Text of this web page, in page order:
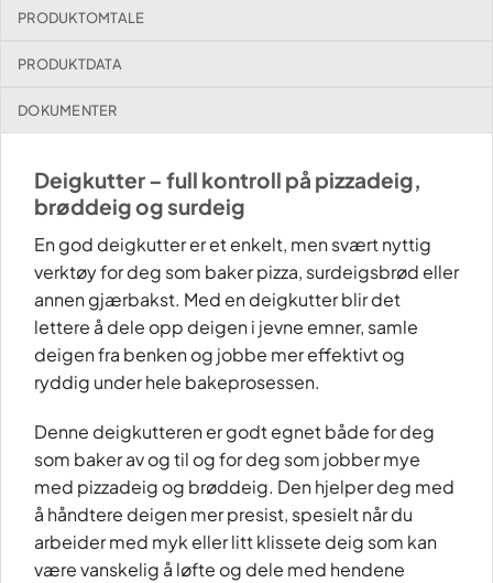
PRODUKTOMTALE
PRODUKTDATA
DOKUMENTER
Deigkutter – full kontroll på pizzadeig,
brøddeig og surdeig
En god deigkutter er et enkelt, men svært nyttig
verktøy for deg som baker pizza, surdeigsbrød eller
annen gjærbakst. Med en deigkutter blir det
lettere å dele opp deigen i jevne emner, samle
deigen fra benken og jobbe mer effektivt og
ryddig under hele bakeprosessen.
Denne deigkutteren er godt egnet både for deg
som baker av og til og for deg som jobber mye
med pizzadeig og brøddeig. Den hjelper deg med
å håndtere deigen mer presist, spesielt når du
arbeider med myk eller litt klissete deig som kan
være vanskelig å løfte og dele med hendene